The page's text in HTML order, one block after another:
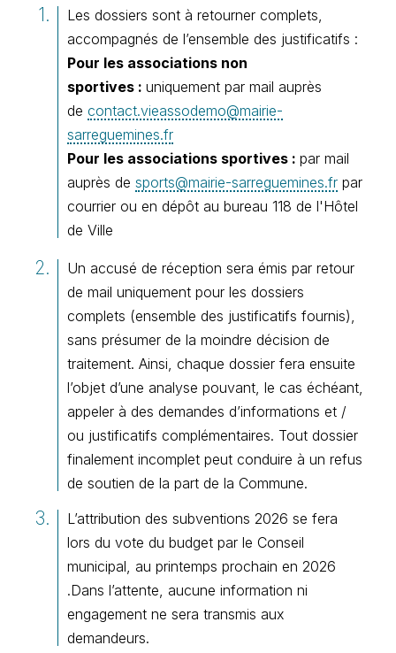
Les dossiers sont à retourner complets,
accompagnés de l’ensemble des justificatifs :
Pour les associations non
sportives : uniquement par mail auprès
de contact.vieassodemo@mairie-
sarreguemines.fr
Pour les associations sportives : par mail
auprès de sports@mairie-sarreguemines.fr par
courrier ou en dépôt au bureau 118 de l'Hôtel
de Ville
Un accusé de réception sera émis par retour
de mail uniquement pour les dossiers
complets (ensemble des justificatifs fournis),
sans présumer de la moindre décision de
traitement. Ainsi, chaque dossier fera ensuite
l’objet d’une analyse pouvant, le cas échéant,
appeler à des demandes d’informations et /
ou justificatifs complémentaires. Tout dossier
finalement incomplet peut conduire à un refus
de soutien de la part de la Commune.
L’attribution des subventions 2026 se fera
lors du vote du budget par le Conseil
municipal, au printemps prochain en 2026
.Dans l’attente, aucune information ni
engagement ne sera transmis aux
demandeurs.